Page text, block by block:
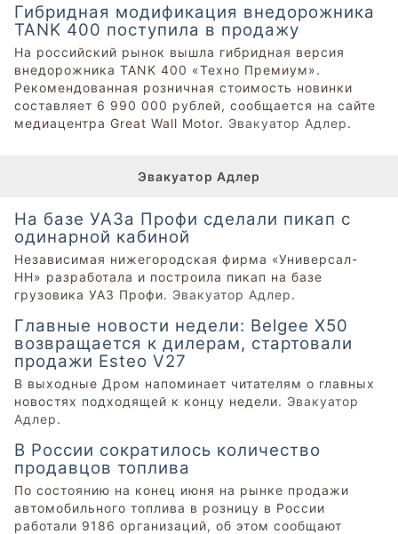
Гибридная модификация внедорожника
TANK 400 поступила в продажу
На российский рынок вышла гибридная версия
внедорожника TANK 400 «Техно Премиум».
Рекомендованная розничная стоимость новинки
составляет 6 990 000 рублей, сообщается на сайте
медиацентра Great Wall Motor. Эвакуатор Адлер.
Эвакуатор Адлер
На базе УАЗа Профи сделали пикап с
одинарной кабиной
Независимая нижегородская фирма «Универсал-
НН» разработала и построила пикап на базе
грузовика УАЗ Профи. Эвакуатор Адлер.
Главные новости недели: Belgee X50
возвращается к дилерам, стартовали
продажи Esteo V27
В выходные Дром напоминает читателям о главных
новостях подходящей к концу недели. Эвакуатор
Адлер.
В России сократилось количество
продавцов топлива
По состоянию на конец июня на рынке продажи
автомобильного топлива в розницу в России
работали 9186 организаций, об этом сообщают